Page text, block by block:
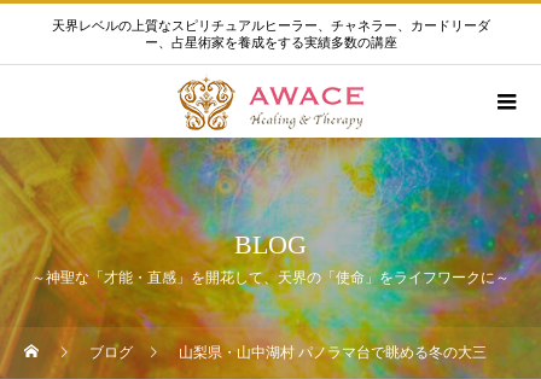
天界レベルの上質なスピリチュアルヒーラー、チャネラー、カードリーダ
ー、占星術家を養成をする実績多数の講座
BLOG
～神聖な「才能・直感」を開花して、天界の「使命」をライフワークに～
ブログ 山梨県・山中湖村 パノラマ台で眺める冬の大三